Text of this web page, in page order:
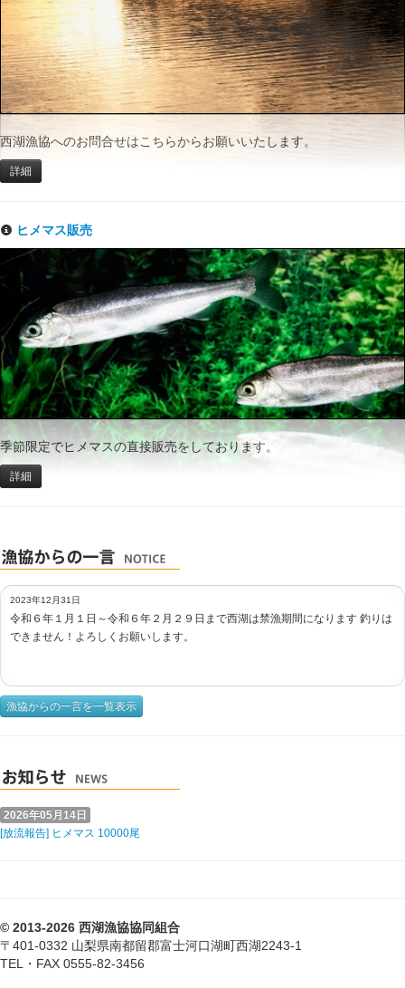
西湖漁協へのお問合せはこちらからお願いいたします。
詳細
ヒメマス販売
季節限定でヒメマスの直接販売をしております。
詳細
2023年12月31日
令和６年１月１日～令和６年２月２９日まで西湖は禁漁期間になります 釣りは
できません！よろしくお願いします。
漁協からの一言を一覧表示
2026年05月14日
[放流報告] ヒメマス 10000尾
© 2013-2026 西湖漁協協同組合
〒401-0332 山梨県南都留郡富士河口湖町西湖2243-1
TEL・FAX 0555-82-3456